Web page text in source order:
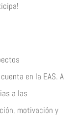
en la EAS. A
a las
motivación y